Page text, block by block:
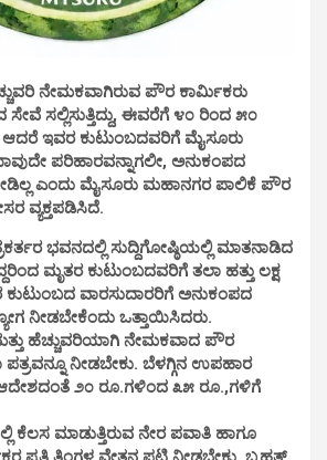
ನೇಮಕವಾಗಿರುವ ಪೌರ ಕಾರ್ಮಿಕರು
ಸಲ್ಲಿಸುತ್ತಿದ್ದು, ಈವರೆಗೆ ೪೦ ರಿಂದ ೫೦
ಆದರೆ ಇವರ ಕುಟುಂಬದವರಿಗೆ ಮೈಸೂರು
ಪರಿಹಾರವನ್ನಾಗಲೀ, ಅನುಕಂಪದ
ಎಂದು ಮೈಸೂರು ಮಹಾನಗರ ಪಾಲಿಕೆ ಪೌರ
ವ್ಯಕ್ತಪಡಿಸಿದೆ.
ಭವನದಲ್ಲಿ ಸುದ್ದಿಗೋಷ್ಠಿಯಲ್ಲಿ ಮಾತನಾಡಿದ
ಮೃತರ ಕುಟುಂಬದವರಿಗೆ ತಲಾ ಹತ್ತು ಲಕ್ಷ
ವಾರಸುದಾರರಿಗೆ ಅನುಕಂಪದ
ನೀಡಬೇಕೆಂದು ಒತ್ತಾಯಿಸಿದರು.
ಹೆಚ್ಚುವರಿಯಾಗಿ ನೇಮಕವಾದ ಪೌರ
ಪತ್ರವನ್ನೂ ನೀಡಬೇಕು. ಬೆಳಗ್ಗಿನ ಉಪಹಾರ
೨೦ ರೂ.ಗಳಿಂದ ೩೫ ರೂ.,ಗಳಿಗೆ
ಮಾಡುತ್ತಿರುವ ನೇರ ಪವಾತಿ ಹಾಗೂ